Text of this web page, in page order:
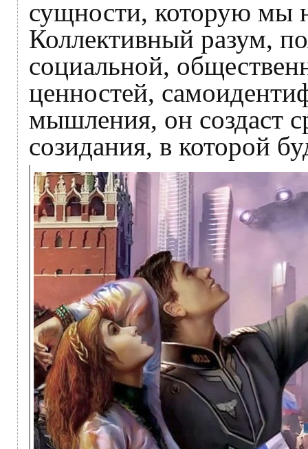
сущности, которую мы
Коллективный разум,
социальной,
ценностей,
мышления, он создаст
созидания, в которой